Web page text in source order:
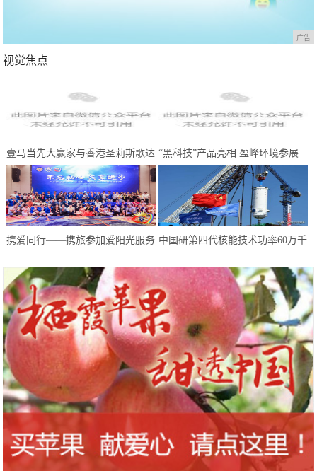
广告
视觉焦点
壹马当先大赢家与香港圣莉斯歌达
成全国战略合作，共创美业，共赢
未来
“黑科技”产品亮相 盈峰环境参展
中国环博会广州展受热捧
携爱同行——携旅参加爱阳光服务 中国研第四代核能技术功率60万千